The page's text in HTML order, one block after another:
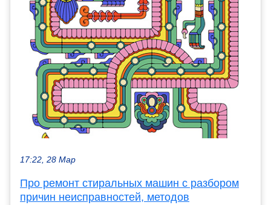
17:22, 28 Мар
Про ремонт стиральных машин с разбором
причин неисправностей, методов